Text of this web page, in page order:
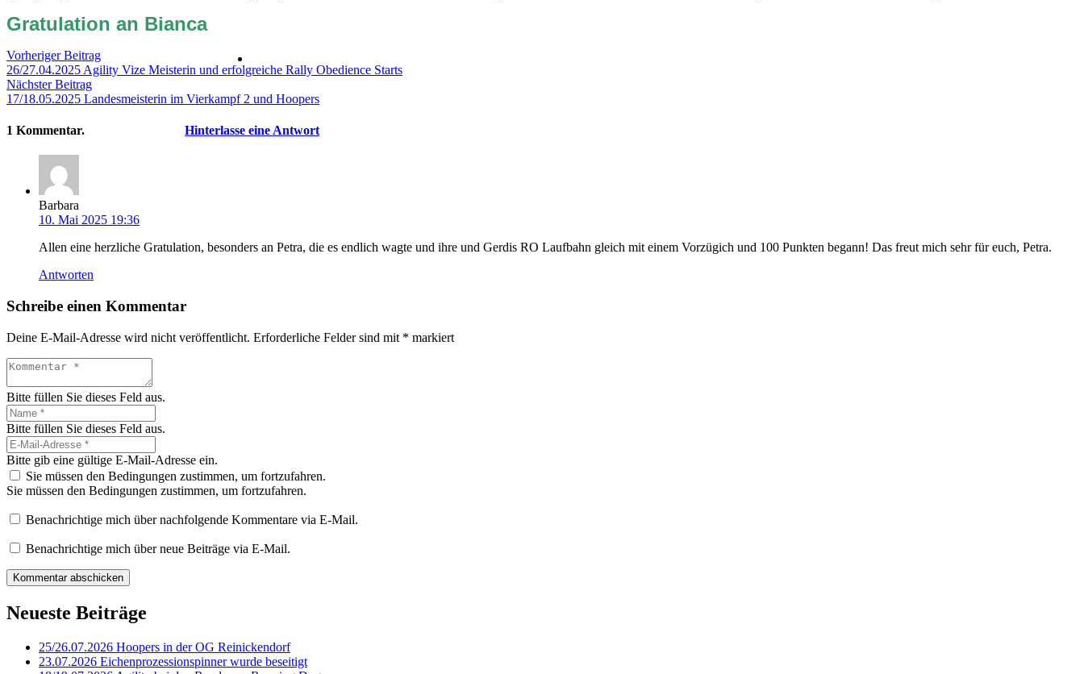
Gratulation an Bianca
Vorheriger Beitrag
26/27.04.2025 Agility Vize Meisterin und erfolgreiche Rally Obedience Starts
Nächster Beitrag
17/18.05.2025 Landesmeisterin im Vierkampf 2 und Hoopers
1 Kommentar. Hinterlasse eine Antwort
Barbara
10. Mai 2025 19:36
Allen eine herzliche Gratulation, besonders an Petra, die es endlich wagte und ihre und Gerdis RO Laufbahn gleich mit einem Vorzügich und 100 Punkten begann! Das freut mich sehr für euch, Petra.
Antworten
Schreibe einen Kommentar
Deine E-Mail-Adresse wird nicht veröffentlicht. Erforderliche Felder sind mit * markiert
Bitte füllen Sie dieses Feld aus.
Bitte füllen Sie dieses Feld aus.
Bitte gib eine gültige E-Mail-Adresse ein.
Sie müssen den Bedingungen zustimmen, um fortzufahren.
Sie müssen den Bedingungen zustimmen, um fortzufahren.
Benachrichtige mich über nachfolgende Kommentare via E-Mail.
Benachrichtige mich über neue Beiträge via E-Mail.
Kommentar abschicken
Neueste Beiträge
25/26.07.2026 Hoopers in der OG Reinickendorf
23.07.2026 Eichenprozessionspinner wurde beseitigt